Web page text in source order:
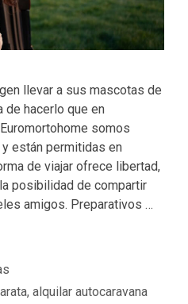
llevar a sus mascotas de
de hacerlo que en
somos
están permitidas en
de viajar ofrece libertad,
posibilidad de compartir
amigos. Preparativos …
, alquilar autocaravana